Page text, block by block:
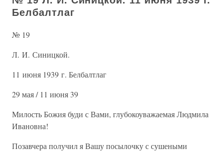
Белбалтлаг
№ 19
Л. И. Синицкой.
11 июня 1939 г. Белбалтлаг
29 мая / 11 июня 39
Милость Божия буди с Вами, глубокоуважаемая Людмила
Ивановна!
Позавчера получил я Вашу посылочку с сушеными